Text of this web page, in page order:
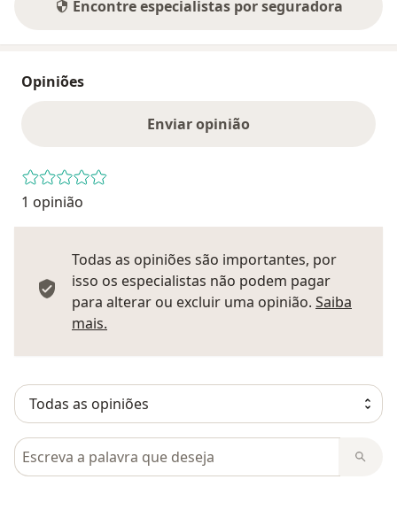
Encontre especialistas por seguradora
Opiniões
Enviar opinião
1 opinião
Todas as opiniões são importantes, por
isso os especialistas não podem pagar
para alterar ou excluir uma opinião. Saiba
mais.
Pesquisar em opiniões